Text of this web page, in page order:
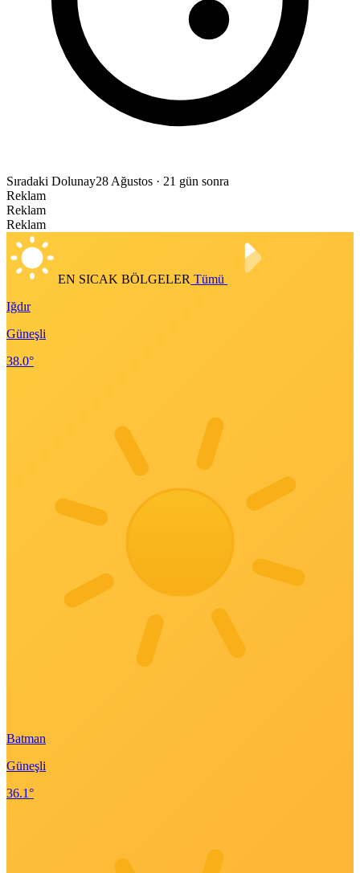
Sıradaki Dolunay28 Ağustos · 21 gün sonra
Reklam
Reklam
Reklam
EN SICAK BÖLGELER Tümü
Iğdır
Güneşli
38.0°
Batman
Güneşli
36.1°